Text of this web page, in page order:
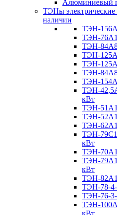
Алюминиевый
ТЭНы электрические
наличии
ТЭН-
ТЭН-
ТЭН-
ТЭН-
ТЭН-
ТЭН-
ТЭН-
ТЭН-
кВт
ТЭН-
ТЭН-
ТЭН-
ТЭН-
кВт
ТЭН-
ТЭН-
кВт
ТЭН-
ТЭН-78-4-
ТЭН-76-3-
ТЭН-
кВт